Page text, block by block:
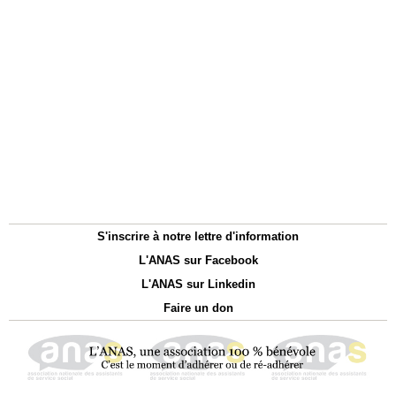
S'inscrire à notre lettre d'information
L'ANAS sur Facebook
L'ANAS sur Linkedin
Faire un don